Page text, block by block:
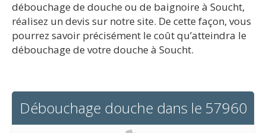
débouchage de douche ou de baignoire à Soucht,
réalisez un devis sur notre site. De cette façon, vous
pourrez savoir précisément le coût qu’atteindra le
débouchage de votre douche à Soucht.
Débouchage douche dans le 57960